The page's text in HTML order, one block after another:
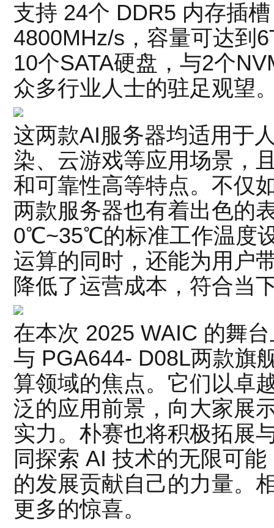
支持 24个 DDR5 内存插
4800MHz/s，容量可达到
10个SATA硬盘，与2个
众多行业人士的驻足观望
这两款AI服务器均适用于
染、云游戏等应用场景，
和可靠性高等特点。不仅
两款服务器也有着出色的
0℃~35℃的标准工作温度
运算的同时，还能为用户
降低了运营成本，符合当
在本次 2025 WAIC 的舞
与 PGA644- D08L两款旗
算领域的焦点。它们以卓
泛的应用前景，向大家展
实力。朴赛也将积极拓展
同探索 AI 技术的无限可
的发展贡献自己的力量。
更多的惊喜。